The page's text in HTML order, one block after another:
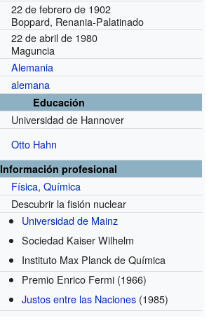
22 de febrero de 1902
Boppard, Renania-Palatinado
22 de abril de 1980
Maguncia
Alemania
alemana
Educación
Universidad de Hannover
Otto Hahn
Información profesional
Física,Química
Descubrir la fisión nuclear
Universidad de Mainz
Sociedad Kaiser Wilhelm
Instituto Max Planck de Química
Premio Enrico Fermi (1966)
Justos entre las Naciones (1985)